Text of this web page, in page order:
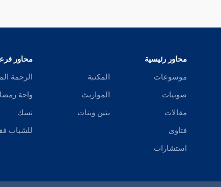
محاور رئيسية
موسوعات
صوتيات
مقالات
فتاوى
استشارات
المكتبة
المواريث
بنين وبنات
محاور
الرحمة
واحة
نسك
للشباب